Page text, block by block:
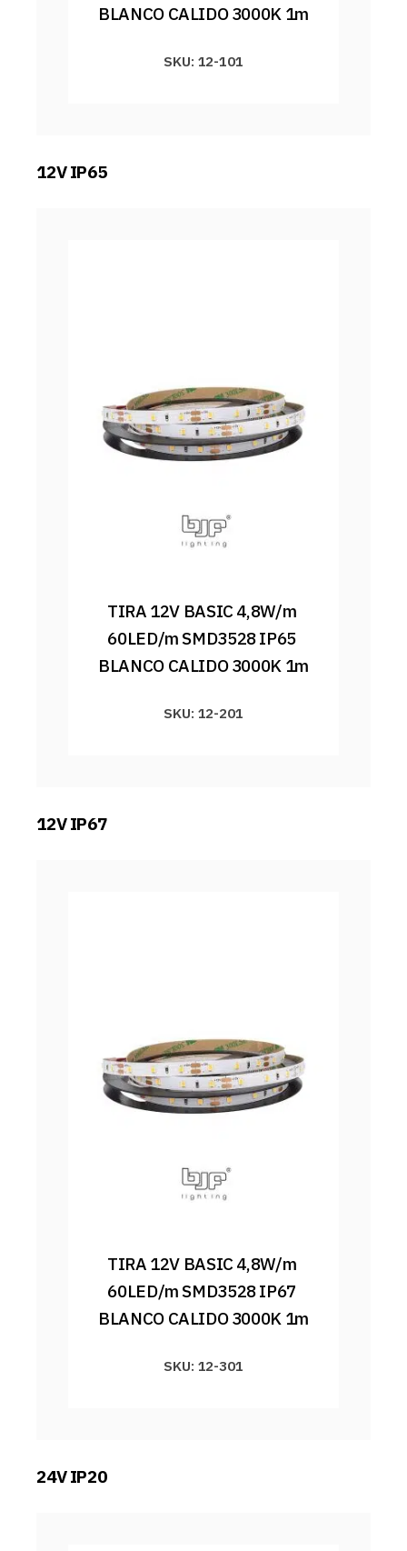
BLANCO CALIDO 3000K 1m
SKU: 12-101
12V IP65
TIRA 12V BASIC 4,8W/m
60LED/m SMD3528 IP65
BLANCO CALIDO 3000K 1m
SKU: 12-201
12V IP67
TIRA 12V BASIC 4,8W/m
60LED/m SMD3528 IP67
BLANCO CALIDO 3000K 1m
SKU: 12-301
24V IP20